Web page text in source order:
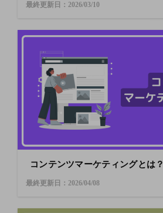
最終更新日：2026/03/10
コンテンツマーケティングとは？
最終更新日：2026/04/08